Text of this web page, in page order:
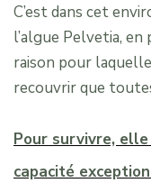
C’est dans cet
l’algue Pelvetia,
raison pour
recouvrir que
Pour survivre,
capacité